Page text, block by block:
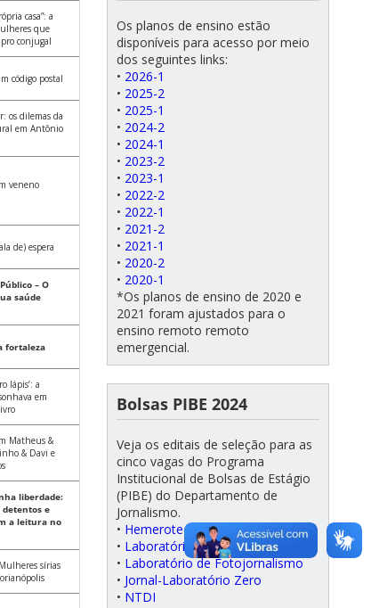
casa”: a
que
conjugal
código postal
os dilemas da
em Antônio
veneno
de) espera
– O
saúde
fortaleza
lápis’: a
em
Matheus &
& Davi e
liberdade:
detentos e
a leitura no
sírias
Os planos de ensino estão
disponíveis para acesso por meio
dos seguintes links:
• 2026-1
• 2025-2
• 2025-1
• 2024-2
• 2024-1
• 2023-2
• 2023-1
• 2022-2
• 2022-1
• 2021-2
• 2021-1
• 2020-2
• 2020-1
*Os planos de ensino de 2020 e
2021 foram ajustados para o
ensino remoto remoto
emergencial.
Bolsas PIBE 2024
Veja os editais de seleção para as
cinco vagas do Programa
Institucional de Bolsas de Estágio
(PIBE) do Departamento de
Jornalismo.
• Hemeroteca/Coordenação
• Laboratório de Radiojornalismo
• Laboratório de Fotojornalismo
• Jornal-Laboratório Zero
• NTDI